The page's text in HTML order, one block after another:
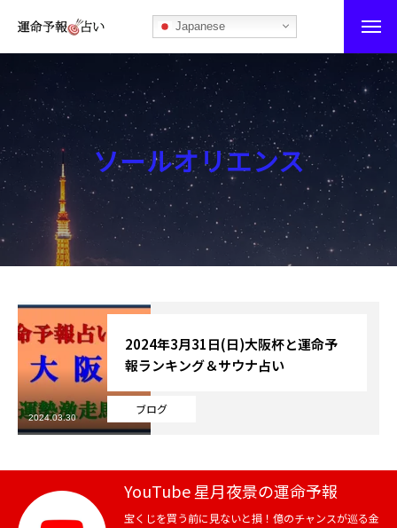
Japanese
運命予報占い
運命予報占いとは
あなたの所属部屋を探そう！
最恐の相性占い
秘伝公開！吉凶カレンダー
ブログ
お知らせ
芸能界
テニス
スポーツ
ソールオリエンス
ブログ
2024年3月31日(日)大阪杯と運命予
報ランキング＆サウナ占い
2024.03.30
YouTube 星月夜景の運命予報
宝くじを買う前に見ないと損！億のチャンスが巡る金